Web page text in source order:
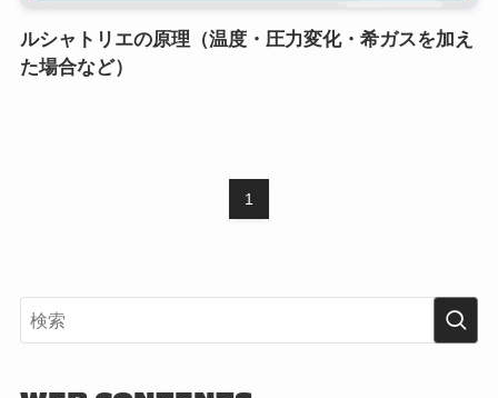
ルシャトリエの原理（温度・圧力変化・希ガスを加え
た場合など）
1